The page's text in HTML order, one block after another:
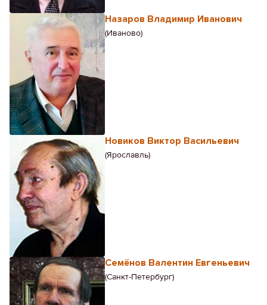
Назаров Владимир Иванович
(Иваново)
Новиков Виктор Васильевич
(Ярославль)
Семёнов Валентин Евгеньевич
(Санкт-Петербург)